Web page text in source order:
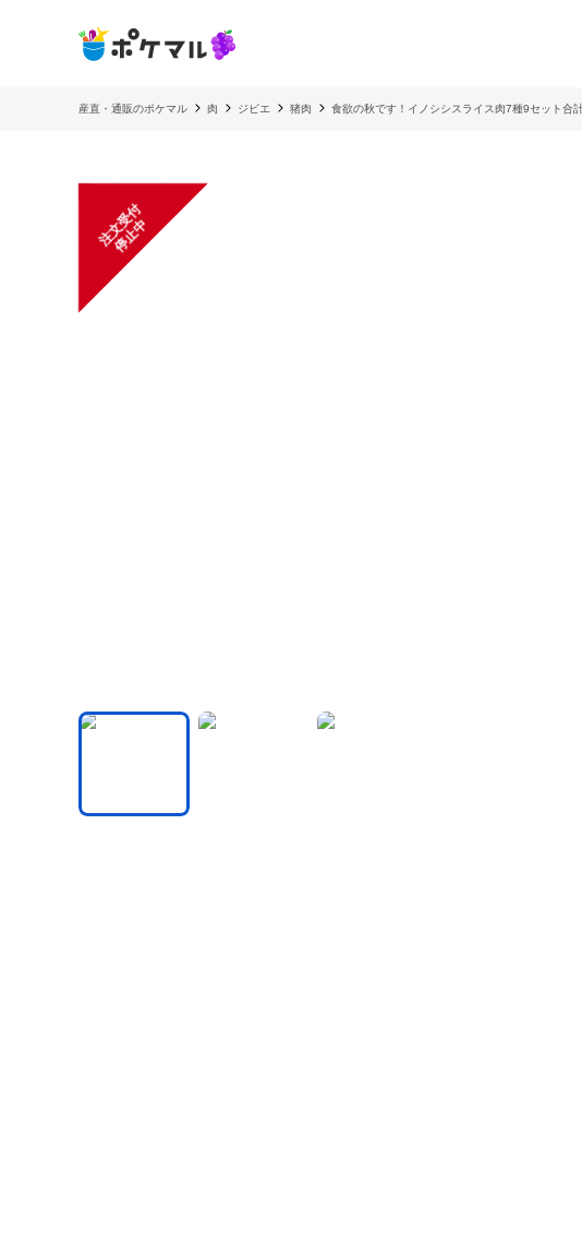
産直・通販のポケマル 肉 ジビエ 猪肉 食欲の秋です！イノシシスライス肉7種9セット合
注
文
受
付
停
止
中